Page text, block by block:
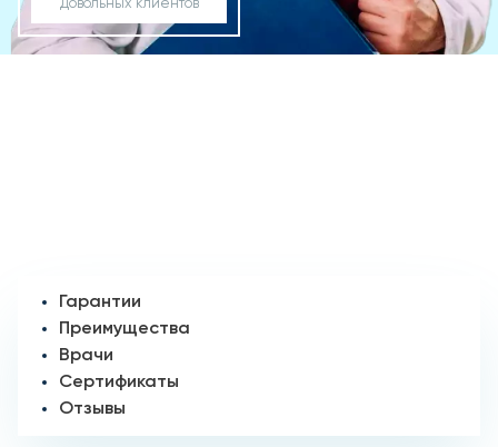
Довольных клиентов
Гарантии
Преимущества
Врачи
Сертификаты
Отзывы